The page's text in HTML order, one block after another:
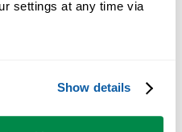
settings at any time via
Show details